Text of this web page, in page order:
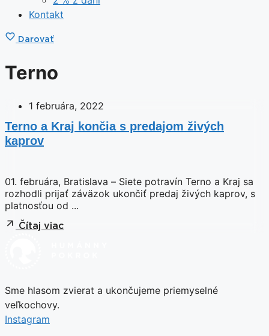
Kontakt
Darovať
Terno
1 februára, 2022
Terno a Kraj končia s predajom živých
kaprov
01. februára, Bratislava – Siete potravín Terno a Kraj sa
rozhodli prijať záväzok ukončiť predaj živých kaprov, s
platnosťou od ...
Čítaj viac
Sme hlasom zvierat a ukončujeme priemyselné
veľkochovy.
Instagram